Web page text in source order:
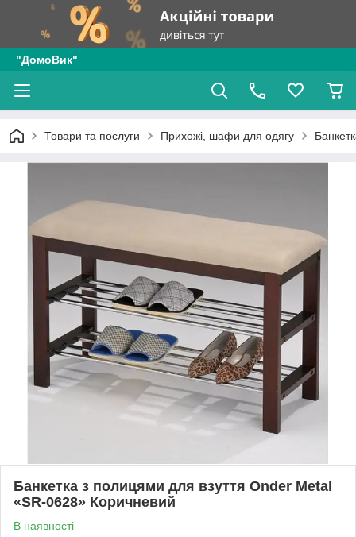
"ДомоВик"
Товари та послуги Прихожі, шафи для одягу
Банкетка з полицями для взуття Onder Metal
«SR-0628» Коричневий
В наявності